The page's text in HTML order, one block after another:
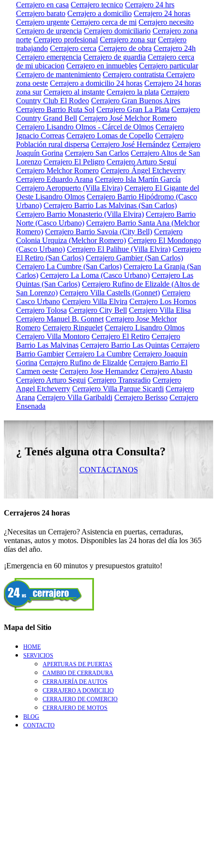
Cerrajero en casa Cerrajero tecnico Cerrajero 24 hrs
Cerrajero barato Cerrajero a domicilio Cerrajero 24 horas
Cerrajero urgente Cerrajero cerca de mi Cerrajero necesito
Cerrajero de urgencia Cerrajero domiciliario Cerrajero zona
norte Cerrajero profesional Cerrajero zona sur Cerrajero
trabajando Cerrajero cerca Cerrajero de obra Cerrajero 24h
Cerrajero emergencia Cerrajero de guardia Cerrajero cerca
de mi ubicacion Cerrajero en inmuebles Cerrajero particular
Cerrajero de mantenimiento Cerrajero contratista Cerrajero
zona oeste Cerrajero a domicilio 24 horas Cerrajero 24 horas
zona sur Cerrajero al instante Cerrajero la plata Cerrajero
Country Club El Rodeo Cerrajero Gran Buenos Aires
Cerrajero Barrio Ruta Sol Cerrajero Gran La Plata Cerrajero
Country Grand Bell Cerrajero José Melchor Romero
Cerrajero Lisandro Olmos - Cárcel de Olmos Cerrajero
Ignacio Correas Cerrajero Lomas de Copello Cerrajero
Población rural dispersa Cerrajero José Hernández Cerrajero
Joaquín Gorina Cerrajero San Carlos Cerrajero Altos de San
Lorenzo Cerrajero El Peligro Cerrajero Arturo Seguí
Cerrajero Melchor Romero Cerrajero Ángel Etcheverry
Cerrajero Eduardo Arana Cerrajero Isla Martín García
Cerrajero Aeropuerto (Villa Elvira) Cerrajero El Gigante del
Oeste Lisandro Olmos Cerrajero Barrio Hipódromo (Casco
Urbano) Cerrajero Barrio Las Malvinas (San Carlos)
Cerrajero Barrio Monasterio (Villa Elvira) Cerrajero Barrio
Norte (Casco Urbano) Cerrajero Barrio Santa Ana (Melchor
Romero) Cerrajero Barrio Savoia (City Bell) Cerrajero
Colonia Urquiza (Melchor Romero) Cerrajero El Mondongo
(Casco Urbano) Cerrajero El Palihue (Villa Elvira) Cerrajero
El Retiro (San Carlos) Cerrajero Gambier (San Carlos)
Cerrajero La Cumbre (San Carlos) Cerrajero La Granja (San
Carlos) Cerrajero La Loma (Casco Urbano) Cerrajero Las
Quintas (San Carlos) Cerrajero Rufino de Elizalde (Altos de
San Lorenzo) Cerrajero Villa Castells (Gonnet) Cerrajero
Casco Urbano Cerrajero Villa Elvira Cerrajero Los Hornos
Cerrajero Tolosa Cerrajero City Bell Cerrajero Villa Elisa
Cerrajero Manuel B. Gonnet Cerrajero Jose Melchor
Romero Cerrajero Ringuelet Cerrajero Lisandro Olmos
Cerrajero Villa Montoro Cerrajero El Retiro Cerrajero
Barrio Las Malvinas Cerrajero Barrio Las Quintas Cerrajero
Barrio Gambier Cerrajero La Cumbre Cerrajero Joaquin
Gorina Cerrajero Rufino de Elizalde Cerrajero Barrio El
Carmen oeste Cerrajero Jose Hernandez Cerrajero Abasto
Cerrajero Arturo Segui Cerrajero Transradio Cerrajero
Angel Etcheverry Cerrajero Villa Parque Sicardi Cerrajero
Arana Cerrajero Villa Garibaldi Cerrajero Berisso Cerrajero
Ensenada
¿ Tenés alguna otra Consulta?
CONTACTANOS
Cerrajeros 24 horas
¿Necesitas un Cerrajero? Asistencia en puertas, cerraduras,
ventanas, autos y motos. Disponibles las 24 horas del día los 365
días del año.
¡Emergencia en 60 minutos y presupuestos gratuito!
Mapa del Sitio
HOME
SERVICIOS
APERTURAS DE PUERTAS
CAMBIO DE CERRADURA
CERRAJERÍA DE AUTOS
CERRAJERO A DOMICILIO
CERRAJERO DE COMERCIO
CERRAJERO DE MOTOS
BLOG
CONTACTO